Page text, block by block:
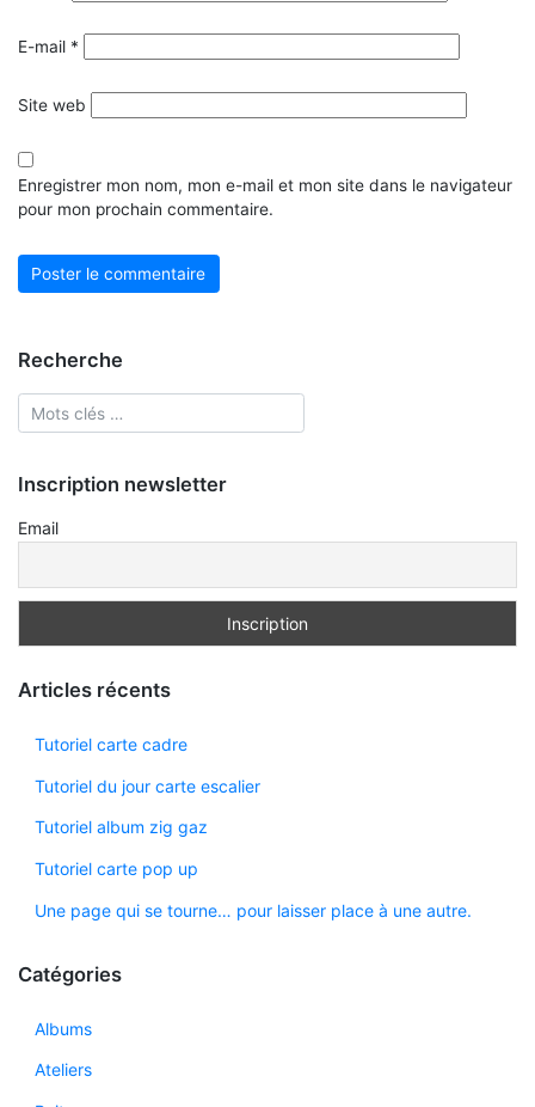
E-mail *
Site web
Enregistrer mon nom, mon e-mail et mon site dans le navigateur
pour mon prochain commentaire.
Recherche
Inscription newsletter
Email
Articles récents
Tutoriel carte cadre
Tutoriel du jour carte escalier
Tutoriel album zig gaz
Tutoriel carte pop up
Une page qui se tourne… pour laisser place à une autre.
Catégories
Albums
Ateliers